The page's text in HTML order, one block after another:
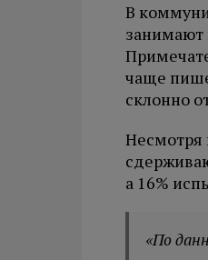
В
занимают
чаще
склонно
Несмотря
а 16%
«По